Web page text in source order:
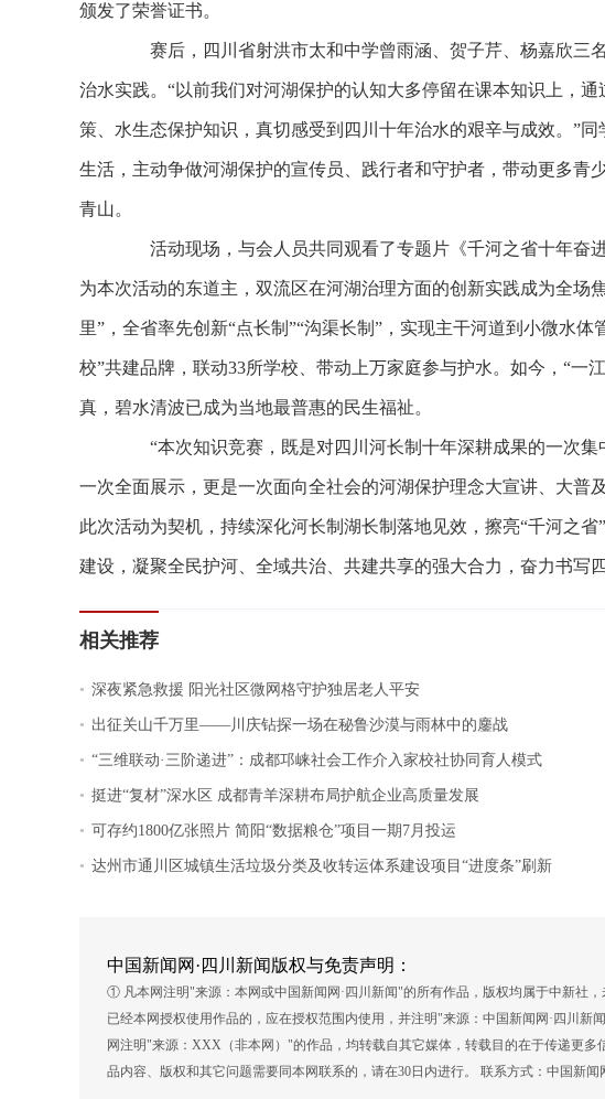
颁发了荣誉证书。
赛后，四川省射洪市太和中学曾雨涵、贺子芹、杨嘉欣三
治水实践。“以前我们对河湖保护的认知大多停留在课本知识上，
策、水生态保护知识，真切感受到四川十年治水的艰辛与成效。”
生活，主动争做河湖保护的宣传员、践行者和守护者，带动更多青
青山。
活动现场，与会人员共同观看了专题片《千河之省十年奋
为本次活动的东道主，双流区在河湖治理方面的创新实践成为全场
里”，全省率先创新“点长制”“沟渠长制”，实现主干河道到小微水
校”共建品牌，联动33所学校、带动上万家庭参与护水。如今，“一
真，碧水清波已成为当地最普惠的民生福祉。
“本次知识竞赛，既是对四川河长制十年深耕成果的一次集
一次全面展示，更是一次面向全社会的河湖保护理念大宣讲、大普
此次活动为契机，持续深化河长制湖长制落地见效，擦亮“千河之
建设，凝聚全民护河、全域共治、共建共享的强大合力，奋力书写
相关推荐
. 深夜紧急救援 阳光社区微网格守护独居老人平安
. 出征关山千万里——川庆钻探一场在秘鲁沙漠与雨林中的鏖战
. “三维联动·三阶递进”：成都邛崃社会工作介入家校社协同育人模式
. 挺进“复材”深水区 成都青羊深耕布局护航企业高质量发展
. 可存约1800亿张照片 简阳“数据粮仓”项目一期7月投运
. 达州市通川区城镇生活垃圾分类及收转运体系建设项目“进度条”刷新
中国新闻网·四川新闻版权与免责声明：
① 凡本网注明"来源：本网或中国新闻网·四川新闻"的所有作品，版权均属于中新社
已经本网授权使用作品的，应在授权范围内使用，并注明"来源：中国新闻网·四川
网注明"来源：XXX（非本网）"的作品，均转载自其它媒体，转载目的在于传递更
品内容、版权和其它问题需要同本网联系的，请在30日内进行。 联系方式：中国新闻